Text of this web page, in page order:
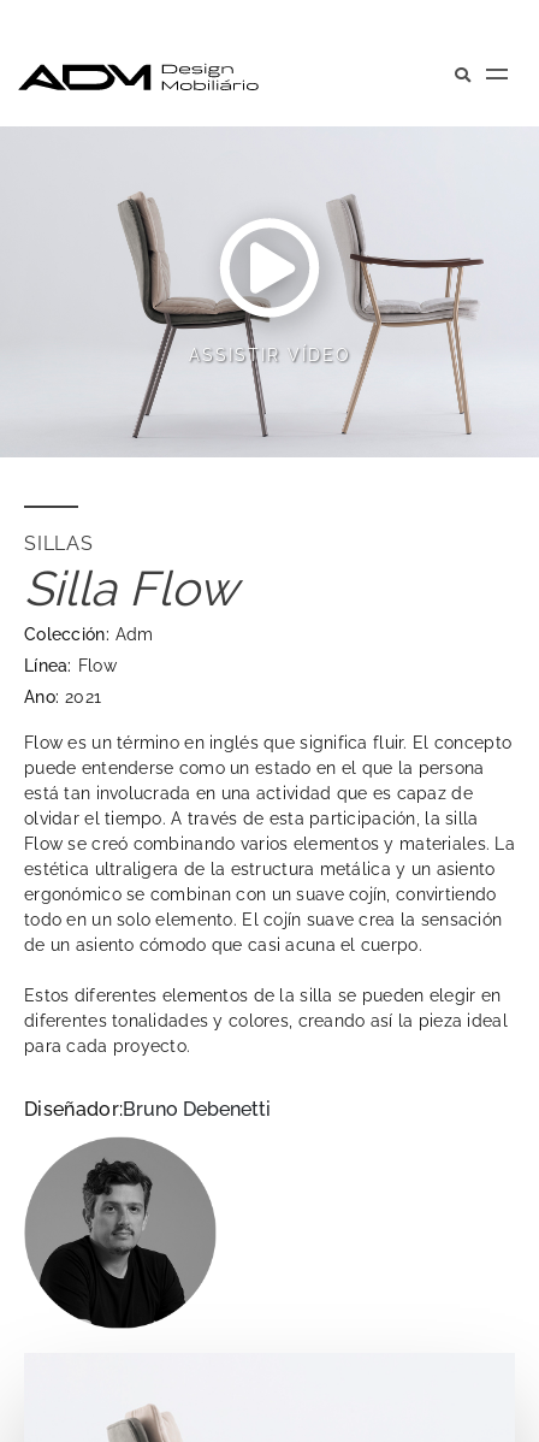
ASSISTIR VÍDEO
SILLAS
Silla Flow
Colección: Adm
Línea: Flow
Ano: 2021
Flow es un término en inglés que significa fluir. El concepto
puede entenderse como un estado en el que la persona
está tan involucrada en una actividad que es capaz de
olvidar el tiempo. A través de esta participación, la silla
Flow se creó combinando varios elementos y materiales. La
estética ultraligera de la estructura metálica y un asiento
ergonómico se combinan con un suave cojín, convirtiendo
todo en un solo elemento. El cojín suave crea la sensación
de un asiento cómodo que casi acuna el cuerpo.
Estos diferentes elementos de la silla se pueden elegir en
diferentes tonalidades y colores, creando así la pieza ideal
para cada proyecto.
Diseñador:Bruno Debenetti